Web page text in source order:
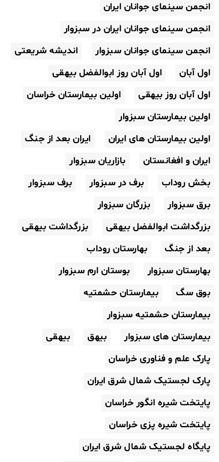
انجمن سینمای جوانان ایران
انجمن سینمای جوانان ایران در سبزوار
انجمن سینمای جوانان سبزوار
اندیشه شریعتی
اول آبان
اول آبان روز ابوالفضل بیهقی
اول آبان روز بیهقی
اولین بیمارستان خراسان
اولین بیمارستان سبزوار
اولین بیمارستان های ایران
ایران بعد از جنگ
ایران و افغانستان
بازاریان سبزوار
بخش روداب
برف در سبزوار
برف سبزوار
برق سبزوار
بزرگان سبزوار
بزرگداشت ابوالفضل بیهقی
بزرگداشت بیهقی
بعد از جنگ
بهارستان روداب
بهارستان سبزوار
بوستان ارم سبزوار
بوق سگ
بیمارستان حشمتیه
بیمارستان حشمتیه سبزوار
بیمارستان های سبزوار
بیهق
بیهقی
پارک علم و فناوری خراسان
پارک لجستیک شمال شرق ایران
پایتخت شیره انگور خراسان
پایتخت شیره پزی خراسان
پایگاه لجستیک شمال شرق ایران